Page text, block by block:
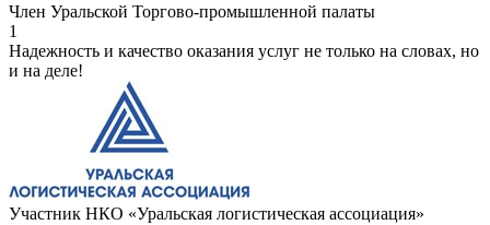
Член Уральской Торгово-промышленной палаты
1
Надежность и качество оказания услуг не только на словах, но
и на деле!
Участник НКО «Уральская логистическая ассоциация»